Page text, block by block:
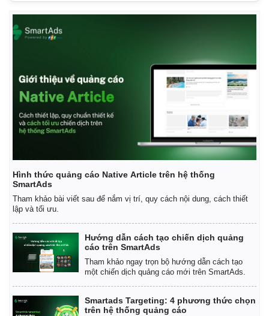
Hình thức quảng cáo Native Article trên hệ thống
SmartAds
Tham khảo bài viết sau để nắm vị trí, quy cách nội dung, cách thiết
lập và tối ưu.
Hướng dẫn cách tạo chiến dịch quảng
cáo trên SmartAds
Tham khảo ngay trọn bộ hướng dẫn cách tạo
một chiến dịch quảng cáo mới trên SmartAds.
Smartads Targeting: 4 phương thức chọn
trên hệ thống quảng cáo